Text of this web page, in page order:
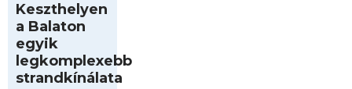
Keszthelyen
a Balaton
egyik
legkomplexebb
strandkínálata